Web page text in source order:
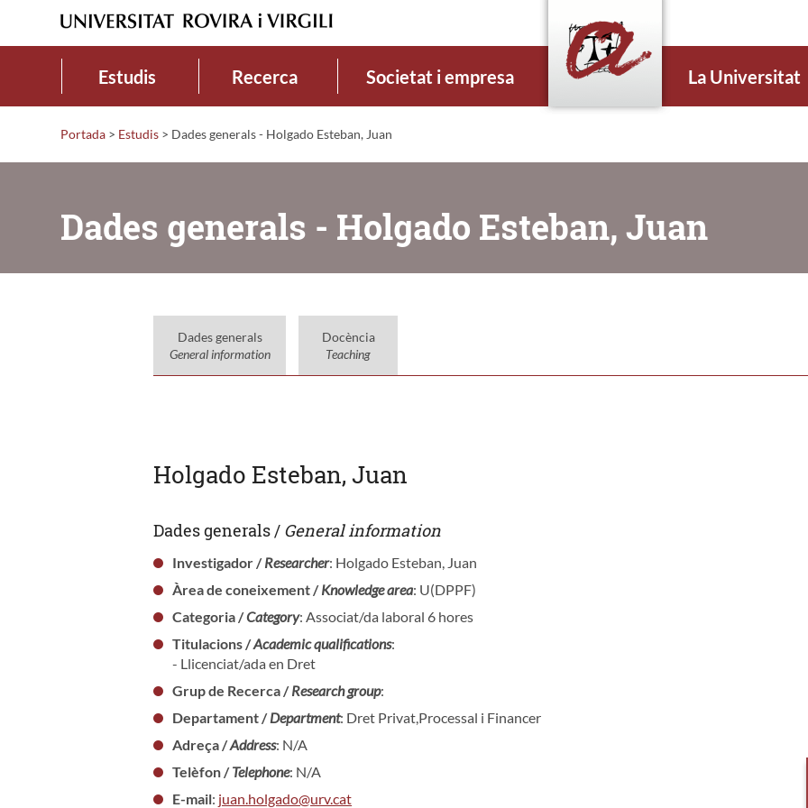
Estudis Recerca Societat i empresa La Universitat
Portada > Estudis > Dades generals - Holgado Esteban, Juan
Dades generals - Holgado Esteban, Juan
Dades generals
General information
Docència
Teaching
Holgado Esteban, Juan
Dades generals / General information
Investigador /Researcher: Holgado Esteban, Juan
Àrea de coneixement /Knowledge area: U(DPPF)
Categoria /Category: Associat/da laboral 6 hores
Titulacions /Academic qualifications:
- Llicenciat/ada en Dret
Grup de Recerca /Research group:
Departament /Department: Dret Privat,Processal i Financer
Adreça /Address: N/A
Telèfon /Telephone: N/A
E-mail: juan.holgado@urv.cat